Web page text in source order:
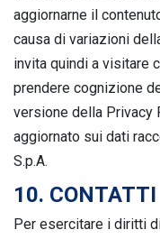
aggiornarne il
causa di variazioni
invita quindi a visitare
prendere cognizione
versione della Privacy
aggiornato sui dati
S.p.A.
10. CONTATTI
Per esercitare i diritti